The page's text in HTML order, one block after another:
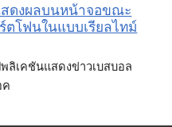
ดงผลบนหน้าจอขณะ
ตโฟนในแบบเรียลไทม์
ลิเคชันแสดงข่าวเบสบอล
ค